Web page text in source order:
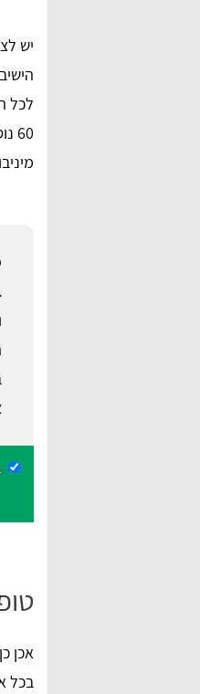
יש
אכן
בכל